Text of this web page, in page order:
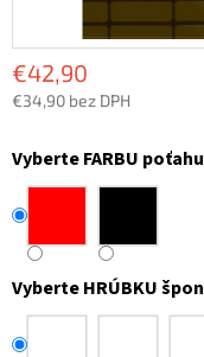
€42,90
€34,90 bez DPH
cena:
Vyberte FARBU poťahu
Vyberte HRÚBKU